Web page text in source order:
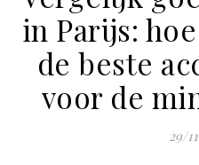
in Parijs:
de beste
voor de
29/